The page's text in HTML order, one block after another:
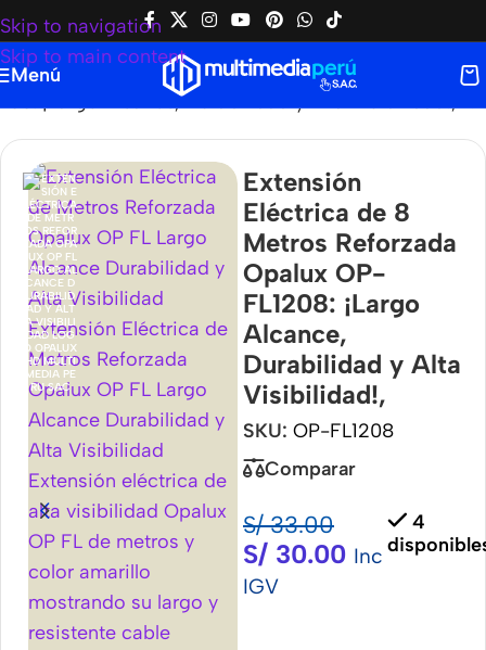
Skip to navigation
Skip to main content
Menú
¡Largo Alcance, Durabilidad y Alta Visibilidad!,
Extensión
Eléctrica de 8
Metros Reforzada
Opalux OP-
FL1208: ¡Largo
Alcance,
Durabilidad y Alta
Visibilidad!,
SKU: OP-FL1208
Comparar
S/33.00
S/ 30.00 Inc
IGV
4